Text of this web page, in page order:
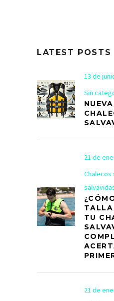
LATEST POSTS
13 de
Sin
21 de
Chalecos
TALLA
TU
21 de